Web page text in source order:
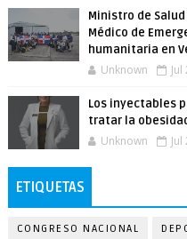
Ministro de
Médico de
humanitaria en
Unknown
Los inyectables
tratar la
Unknown
ETIQUETAS
CONGRESO NACIONAL